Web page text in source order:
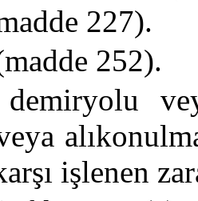
227).
252).
veya
işlenen